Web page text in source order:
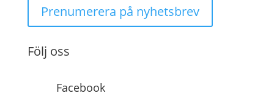
Prenumerera på nyhetsbrev
Följ oss
Facebook